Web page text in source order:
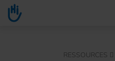
Go to main content
You are here :RESSOURCES